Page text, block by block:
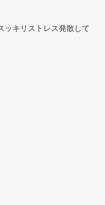
ッキリストレス発散して